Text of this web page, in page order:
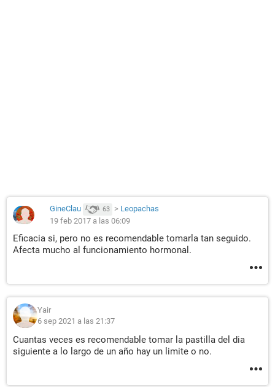
GineClau 63 > Leopachas
19 feb 2017 a las 06:09
Eficacia si, pero no es recomendable tomarla tan seguido.
Afecta mucho al funcionamiento hormonal.
Yair
6 sep 2021 a las 21:37
Cuantas veces es recomendable tomar la pastilla del dia
siguiente a lo largo de un año hay un limite o no.